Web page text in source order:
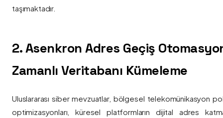
taşımaktadır.
2. Asenkron Adres Geçiş
Zamanlı Veritabanı Kümeleme
Uluslararası siber mevzuatlar, bölgesel telekomünikasyon
optimizasyonları, küresel platformların dijital adres